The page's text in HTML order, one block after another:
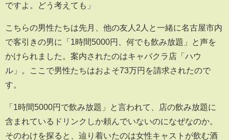
ですよ。どう考えても」
こちらの男性たちは先月、他の友人2人と一緒に名古屋市内
で客引きの男に「1時間5000円、何でも飲み放題」と声を
かけられました。案内されたのはキャバクラ店「ハウ
ル」。ここで男性たちはおよそ73万円を請求されたので
す。
「1時間5000円で飲み放題」と言われて、店の飲み放題に
含まれているドリンクしか頼んでいないのになぜなのか。
そのわけを探ると、辿り着いたのは女性キャストが飲む酒